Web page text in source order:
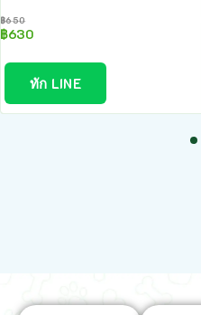
฿650
฿630
ทัก LINE